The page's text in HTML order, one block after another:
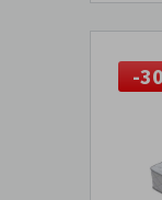
-